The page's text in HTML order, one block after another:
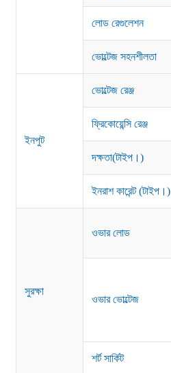
লোড রেগুলেশন
ভোল্টেজ সহনশীলতা
ইনপুট
ভোল্টেজ রেঞ্জ
ফ্রিকোয়েন্সি রেঞ্জ
দক্ষতা(টাইপ।)
ইনরাশ কারেন্ট (টাইপ।)
সুরক্ষা
ওভার লোড
ওভার ভোল্টেজ
শর্ট সার্কিট